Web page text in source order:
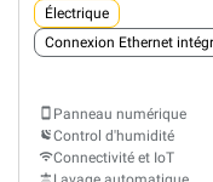
Électrique
Connexion Ethernet
Panneau numérique
Control d'humidité
Connectivité et IoT